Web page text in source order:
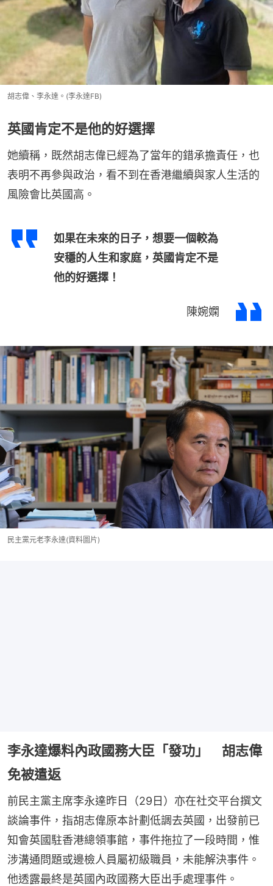
胡志偉、李永達。(李永達FB)
英國肯定不是他的好選擇
她續稱，既然胡志偉已經為了當年的錯承擔責任，也
表明不再參與政治，看不到在香港繼續與家人生活的
風險會比英國高。
如果在未來的日子，想要一個較為
安穩的人生和家庭，英國肯定不是
他的好選擇！
陳婉嫻
民主黨元老李永達(資料圖片)
李永達爆料內政國務大臣「發功」 胡志偉
免被遣返
前民主黨主席李永達昨日（29日）亦在社交平台撰文
談論事件，指胡志偉原本計劃低調去英國，出發前已
知會英國駐香港總領事館，事件拖拉了一段時間，惟
涉溝通問題或邊檢人員屬初級職員，未能解決事件。
他透露最終是英國內政國務大臣出手處理事件。